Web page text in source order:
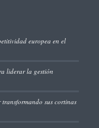
europea en el
liderar la gestión
sus cortinas